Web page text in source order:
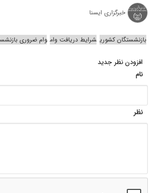
خبرگزاری ایسنا
بازنشستگان کشوری شرایط دریافت وام وام ضروری
افزودن نظر جدید
نام
نظر